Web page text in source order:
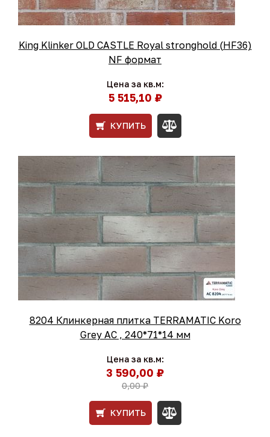
King Klinker OLD CASTLE Royal stronghold (HF36)
NF формат
Цена за кв.м:
5 515,10 ₽
КУПИТЬ
8204 Клинкерная плитка TERRAMATIC Koro
Grey АС , 240*71*14 мм
Цена за кв.м:
3 590,00 ₽
0,00 ₽
КУПИТЬ